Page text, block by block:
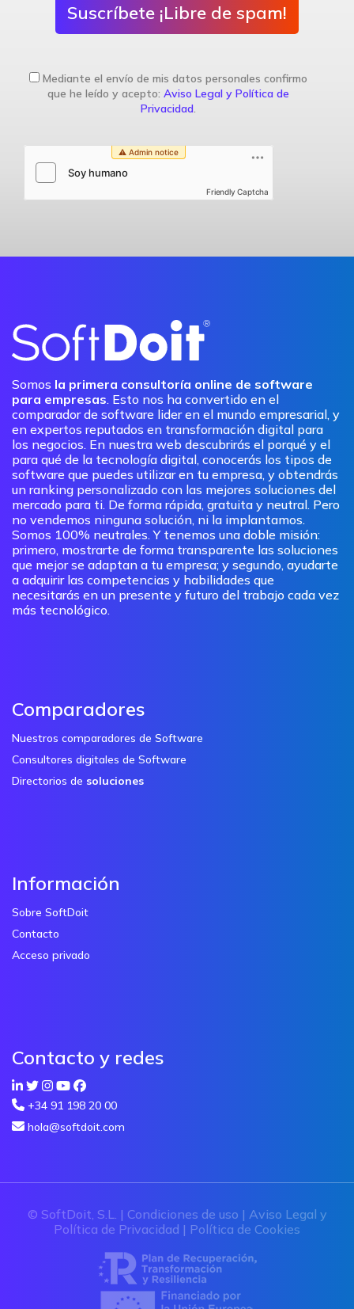
Suscríbete ¡Libre de spam!
Mediante el envío de mis datos personales confirmo
que he leído y acepto: Aviso Legal y Política de
Privacidad.
Friendly Captcha
Somos la primera consultoría online de software
para empresas. Esto nos ha convertido en el
comparador de software lider en el mundo empresarial, y
en expertos reputados en transformación digital para
los negocios. En nuestra web descubrirás el porqué y el
para qué de la tecnología digital, conocerás los tipos de
software que puedes utilizar en tu empresa, y obtendrás
un ranking personalizado con las mejores soluciones del
mercado para ti. De forma rápida, gratuita y neutral. Pero
no vendemos ninguna solución, ni la implantamos.
Somos 100% neutrales. Y tenemos una doble misión:
primero, mostrarte de forma transparente las soluciones
que mejor se adaptan a tu empresa; y segundo, ayudarte
a adquirir las competencias y habilidades que
necesitarás en un presente y futuro del trabajo cada vez
más tecnológico.
Comparadores
Nuestros comparadores de Software
Consultores digitales de Software
Directorios de soluciones
Información
Sobre SoftDoit
Contacto
Acceso privado
Contacto y redes
+34 91 198 20 00
hola@softdoit.com
© SoftDoit, S.L. | Condiciones de uso | Aviso Legal y
Política de Privacidad | Política de Cookies